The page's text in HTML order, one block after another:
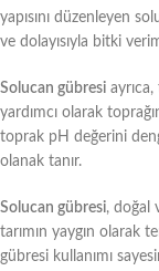
yapısını düzenleyen
ve dolayısıyla bitki
Solucan gübresi
yardımcı olarak
toprak pH değerini
olanak tanır.
Solucan gübresi, doğal
tarımın yaygın olarak
gübresi kullanımı